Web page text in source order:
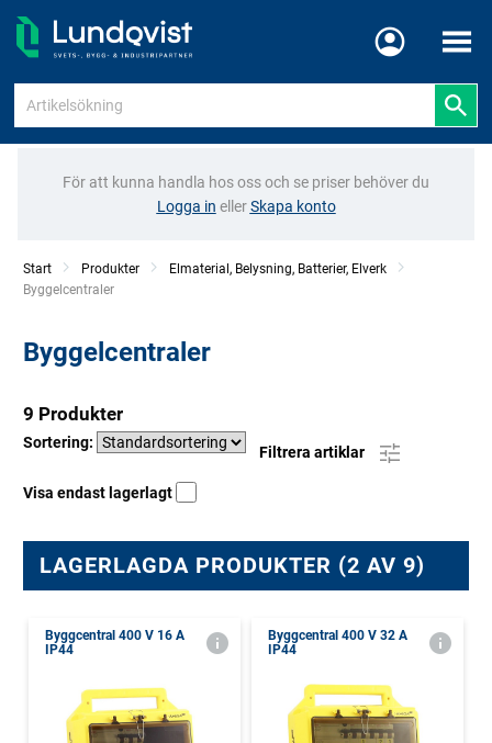
Meny
För att kunna handla hos oss och se priser behöver du
Logga in ellerSkapa konto
Start Produkter
Elmaterial, Belysning, Batterier, Elverk
Current:
Byggelcentraler
Byggelcentraler
9 Produkter
Sortering:
Filtrera artiklar
Visa endast lagerlagt
LAGERLAGDA PRODUKTER (2 AV 9)
Byggcentral 400 V 16 A
IP44
Byggcentral 400 V 32 A
IP44